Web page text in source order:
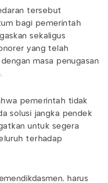
tersebut
bagi pemerintah
sekaligus
yang telah
masa penugasan
pemerintah tidak
solusi jangka pendek
untuk segera
terhadap
harus